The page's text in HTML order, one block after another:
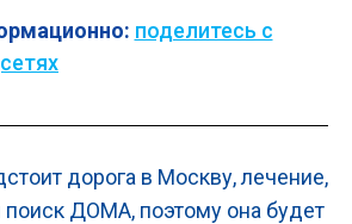
поделитесь с
дорога в Москву, лечение,
поиск ДОМА, поэтому она будет